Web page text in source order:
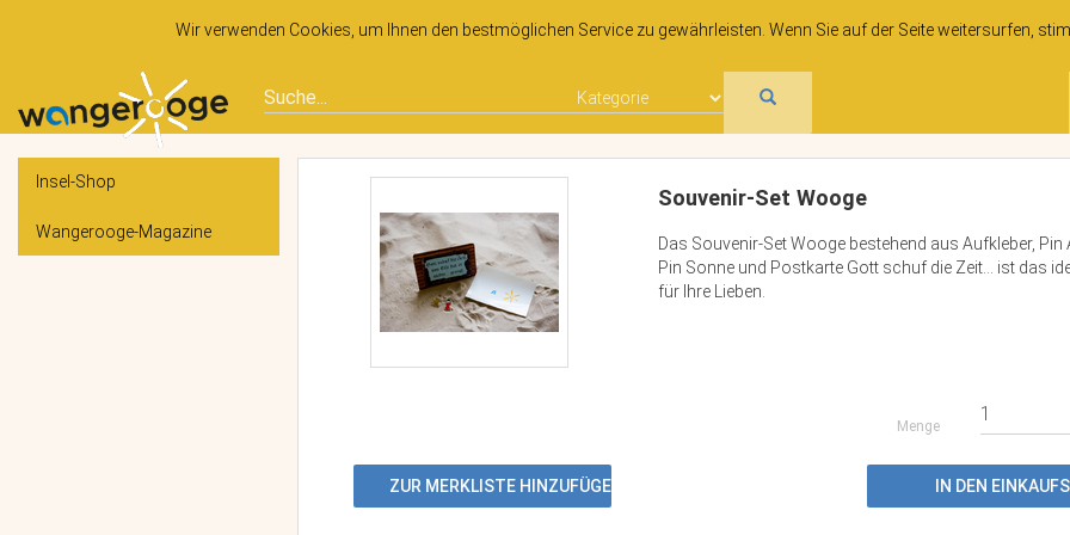
Wir verwenden Cookies, um Ihnen den bestmöglichen Service zu gewährleisten. Wenn Sie auf der Seite weitersurfen,
Insel-Shop
Wangerooge-Magazine
Souvenir-Set Wooge
Das Souvenir-Set Wooge bestehend aus Aufkleber, Pin
Pin Sonne und Postkarte Gott schuf die Zeit... ist das
für Ihre Lieben.
Menge
IN DEN
ZUR MERKLISTE HINZUFÜGEN